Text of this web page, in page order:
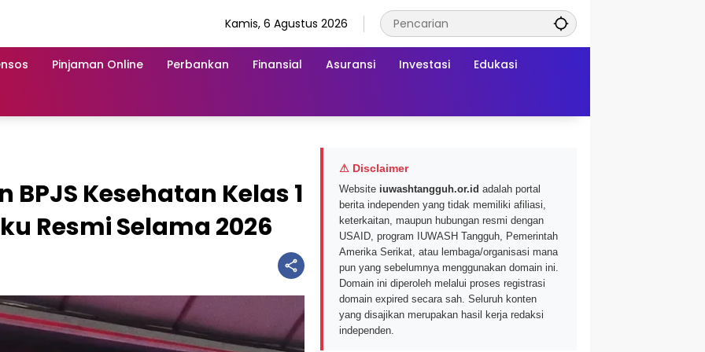
Kamis, 6 Agustus 2026
Pinjaman Online Perbankan Finansial Asuransi Investasi Edukasi
Kesehatan Kelas 1
Resmi Selama 2026
⚠ Disclaimer
Website iuwashtangguh.or.id adalah portal
berita independen yang tidak memiliki afiliasi,
keterkaitan, maupun hubungan resmi dengan
USAID, program IUWASH Tangguh, Pemerintah
Amerika Serikat, atau lembaga/organisasi mana
pun yang sebelumnya menggunakan domain ini.
Domain ini diperoleh melalui proses registrasi
domain expired secara sah. Seluruh konten
yang disajikan merupakan hasil kerja redaksi
independen.